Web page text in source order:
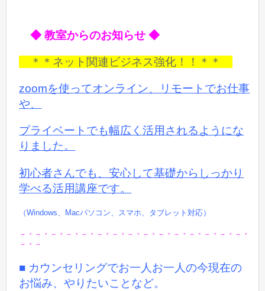
◆ 教室からのお知らせ ◆
＊＊ネット関連ビジネス強化！！＊＊
zoomを使ってオンライン、リモートでお仕事
や、
プライベートでも幅広く活用されるようにな
りました。
初心者さんでも、安心して基礎からしっかり
学べる活用講座です。
（Windows、Macパソコン、スマホ、タブレット対応）
－・－・－・－・－・－・－・－・－・－・－・－・－・－・－・
－・－
■ カウンセリングでお一人お一人の今現在の
お悩み、やりたいことなど。